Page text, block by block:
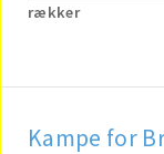
rækker
Kampe for